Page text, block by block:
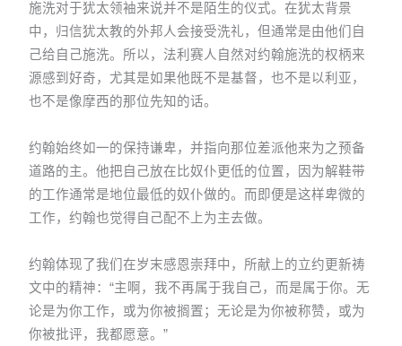
施洗对于犹太领袖来说并不是陌生的仪式。在犹太背景
中，归信犹太教的外邦人会接受洗礼，但通常是由他们自
己给自己施洗。所以，法利赛人自然对约翰施洗的权柄来
源感到好奇，尤其是如果他既不是基督，也不是以利亚，
也不是像摩西的那位先知的话。
约翰始终如一的保持谦卑，并指向那位差派他来为之预备
道路的主。他把自己放在比奴仆更低的位置，因为解鞋带
的工作通常是地位最低的奴仆做的。而即便是这样卑微的
工作，约翰也觉得自己配不上为主去做。
约翰体现了我们在岁末感恩崇拜中，所献上的立约更新祷
文中的精神：“主啊，我不再属于我自己，而是属于你。无
论是为你工作，或为你被搁置；无论是为你被称赞，或为
你被批评，我都愿意。”